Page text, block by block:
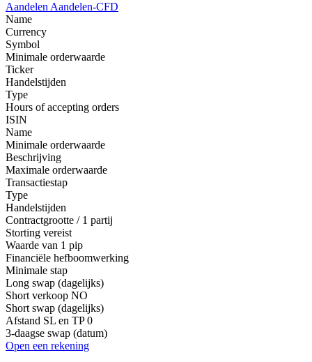
Aandelen Aandelen-CFD
Name
Currency
Symbol
Minimale orderwaarde
Ticker
Handelstijden
Type
Hours of accepting orders
ISIN
Name
Minimale orderwaarde
Beschrijving
Maximale orderwaarde
Transactiestap
Type
Handelstijden
Contractgrootte / 1 partij
Storting vereist
Waarde van 1 pip
Financiële hefboomwerking
Minimale stap
Long swap (dagelijks)
Short verkoop NO
Short swap (dagelijks)
Afstand SL en TP 0
3-daagse swap (datum)
Open een rekening